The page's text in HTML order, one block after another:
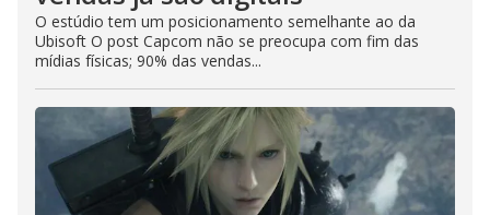
O estúdio tem um posicionamento semelhante ao da
Ubisoft O post Capcom não se preocupa com fim das
mídias físicas; 90% das vendas...